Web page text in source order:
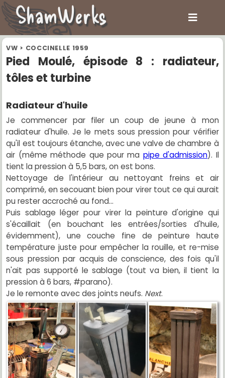
VW > COCCINELLE 1959
Pied Moulé, épisode 8 : radiateur,
tôles et turbine
Radiateur d'huile
Je commencer par filer un coup de jeune à mon
radiateur d'huile. Je le mets sous pression pour vérifier
qu'il est toujours étanche, avec une valve de chambre à
air (même méthode que pour ma pipe d'admission). Il
tient la pression à 5,5 bars, on est bons.
Nettoyage de l'intérieur au nettoyant freins et air
comprimé, en secouant bien pour virer tout ce qui aurait
pu rester accroché au fond...
Puis sablage léger pour virer la peinture d'origine qui
s'écaillait (en bouchant les entrées/sorties d'huile,
évidemment), une couche fine de peinture haute
température juste pour empêcher la rouille, et re-mise
sous pression par acquis de conscience, des fois qu'il
n'ait pas supporté le sablage (tout va bien, il tient la
pression à 6 bars, #parano).
Je le remonte avec des joints neufs. Next.
ShamWerks